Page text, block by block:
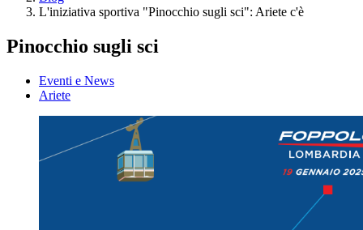
L'iniziativa sportiva "Pinocchio sugli sci": Ariete c'è
Pinocchio sugli sci
Eventi e News
Ariete